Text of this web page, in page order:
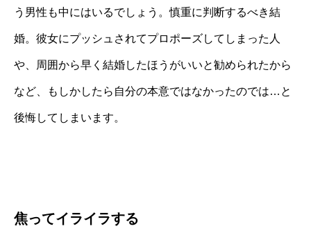
う男性も中にはいるでしょう。慎重に判断するべき結
婚。彼女にプッシュされてプロポーズしてしまった人
や、周囲から早く結婚したほうがいいと勧められたから
など、もしかしたら自分の本意ではなかったのでは…と
後悔してしまいます。
焦ってイライラする